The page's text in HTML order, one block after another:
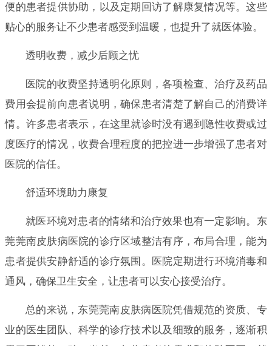
便的患者提供协助，以及定期回访了解康复情况等。这些
贴心的服务让不少患者感受到温暖，也提升了就医体验。
透明收费，减少后顾之忧
医院的收费坚持透明化原则，各项检查、治疗及药品
费用会提前向患者说明，确保患者清楚了解自己的消费详
情。许多患者表示，在这里就诊时没有遇到隐性收费或过
度医疗的情况，收费合理程度的把控进一步增强了患者对
医院的信任。
舒适环境助力康复
就医环境对患者的情绪和治疗效果也有一定影响。东
莞莞南皮肤病医院的诊疗区域整洁有序，布局合理，能为
患者提供安静舒适的诊疗氛围。医院定期进行环境消毒和
通风，确保卫生安全，让患者可以安心接受治疗。
总的来说，东莞莞南皮肤病医院凭借规范的资质、专
业的医生团队、科学的诊疗技术以及细致的服务，逐渐积